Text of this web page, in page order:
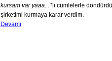
kursam var yaaa..."'lı cümlelerle
şirketimi kurmaya karar verdim.
Devamı